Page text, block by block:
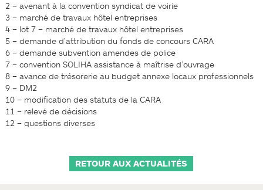
2 – avenant à la convention syndicat de voirie
3 – marché de travaux hôtel entreprises
4 – lot 7 – marché de travaux hôtel entreprises
5 – demande d’attribution du fonds de concours CARA
6 – demande subvention amendes de police
7 – convention SOLIHA assistance à maîtrise d’ouvrage
8 – avance de trésorerie au budget annexe locaux professionnels
9 – DM2
10 – modification des statuts de la CARA
11 – relevé de décisions
12 – questions diverses
RETOUR AUX ACTUALITÉS